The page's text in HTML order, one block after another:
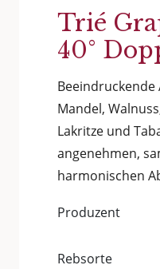
Trié
40°
Beeindruckende
Mandel,
Lakritze und
angenehmen,
harmonischen
Produzent
Rebsorte